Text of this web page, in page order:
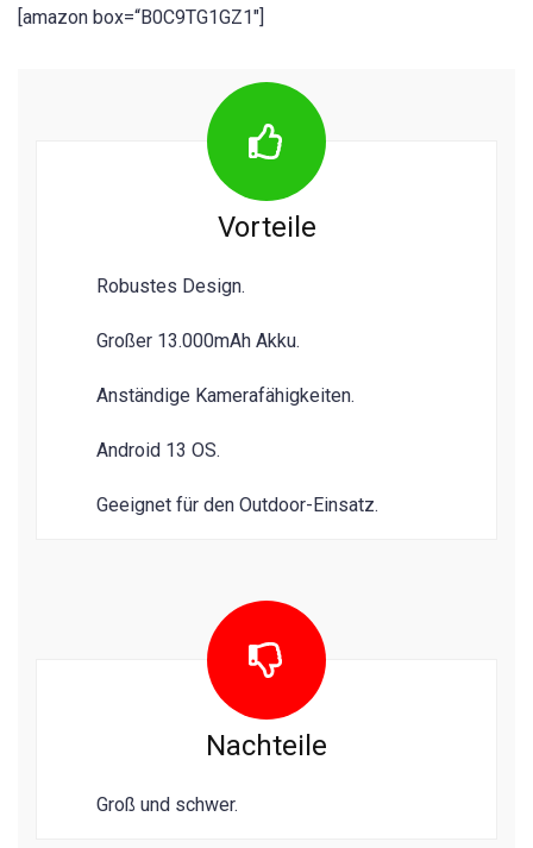
[amazon box=“B0C9TG1GZ1″]
Vorteile
Robustes Design.
Großer 13.000mAh Akku.
Anständige Kamerafähigkeiten.
Android 13 OS.
Geeignet für den Outdoor-Einsatz.
Nachteile
Groß und schwer.